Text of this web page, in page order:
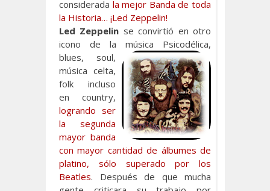
considerada la mejor Banda de toda
la Historia… ¡Led Zeppelin!
Led Zeppelin se convirtió en otro
icono de la música Psicodélica,
blues, soul,
música celta,
folk incluso
en country,
logrando ser
la segunda
mayor banda
con mayor cantidad de álbumes de
platino, sólo superado por los
Beatles. Después de que mucha